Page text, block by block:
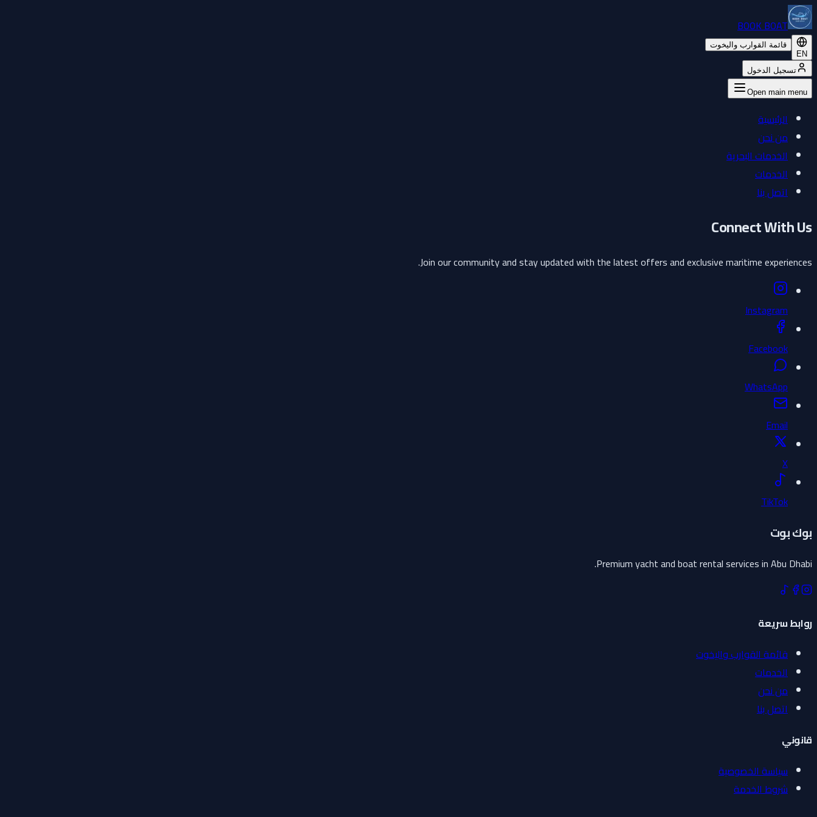
BOOK BOAT
EN
قائمة القوارب واليخوت
تسجيل الدخول
Open main menu
الرئيسية
من نحن
الخدمات البحرية
الخدمات
اتصل بنا
Connect With Us
Join our community and stay updated with the latest offers and exclusive maritime experiences.
Instagram
Facebook
WhatsApp
Email
X
TikTok
بوك بوت
Premium yacht and boat rental services in Abu Dhabi.
روابط سريعة
قائمة القوارب واليخوت
الخدمات
من نحن
اتصل بنا
قانوني
سياسة الخصوصية
شروط الخدمة